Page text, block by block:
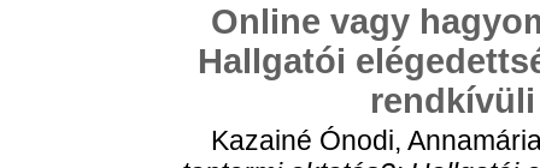
Online vagy
Hallgatói
Kazainé Ónodi,